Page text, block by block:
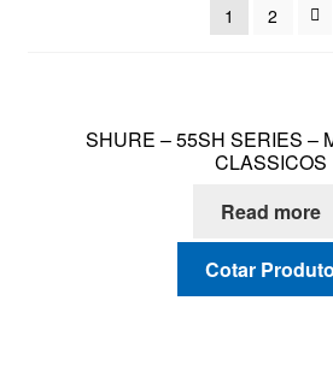
1 2
SHURE – 55SH SERIES –
CLASSICOS
Read more
Cotar Produto